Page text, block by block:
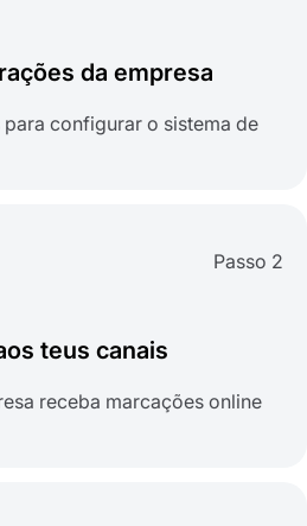
da empresa
configurar o sistema de
Passo 2
teus canais
receba marcações online